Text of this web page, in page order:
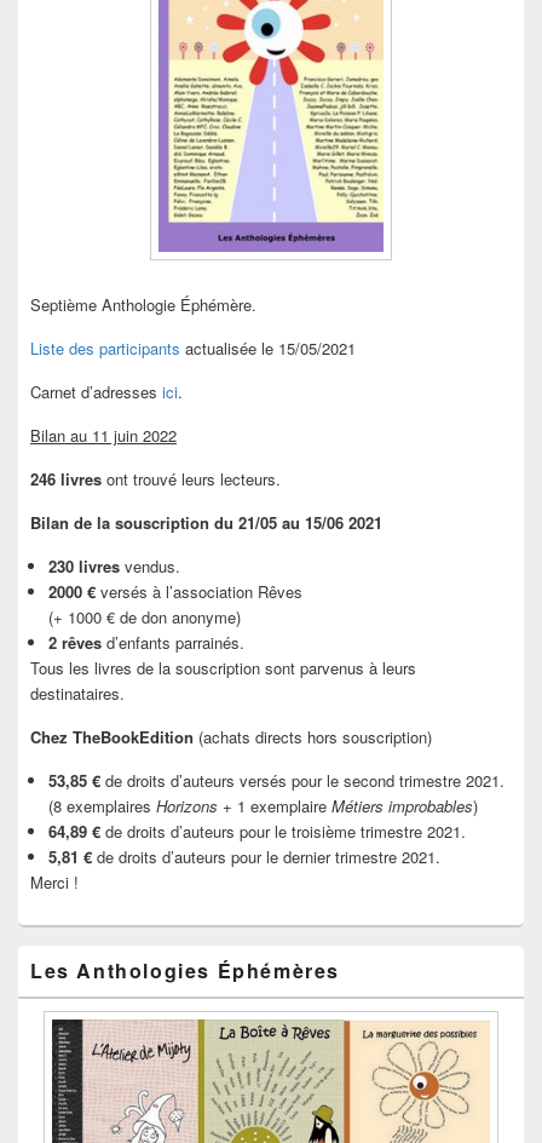
Septième Anthologie Éphémère.
Liste des participants actualisée le 15/05/2021
Carnet d’adresses ici.
Bilan au 11 juin 2022
246 livres ont trouvé leurs lecteurs.
Bilan de la souscription du 21/05 au 15/06 2021
230 livres vendus.
2000 € versés à l’association Rêves
(+ 1000 € de don anonyme)
2 rêves d’enfants parrainés.
Tous les livres de la souscription sont parvenus à leurs
destinataires.
Chez TheBookEdition (achats directs hors souscription)
53,85 € de droits d’auteurs versés pour le second trimestre 2021.
(8 exemplaires Horizons + 1 exemplaire Métiers improbables)
64,89 € de droits d’auteurs pour le troisième trimestre 2021.
5,81 € de droits d’auteurs pour le dernier trimestre 2021.
Merci !
Les Anthologies Éphémères